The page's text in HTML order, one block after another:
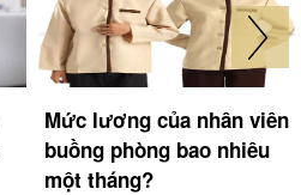
Mức lương của nhân viên
buồng phòng bao nhiêu
một tháng?